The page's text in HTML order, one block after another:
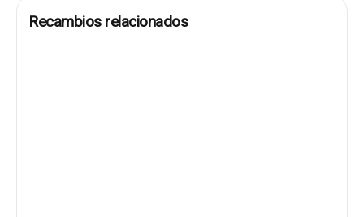
Recambios relacionados